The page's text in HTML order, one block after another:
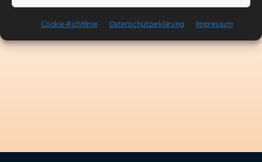
Cookie-Richtlinie Datenschutzerklärung Impressum